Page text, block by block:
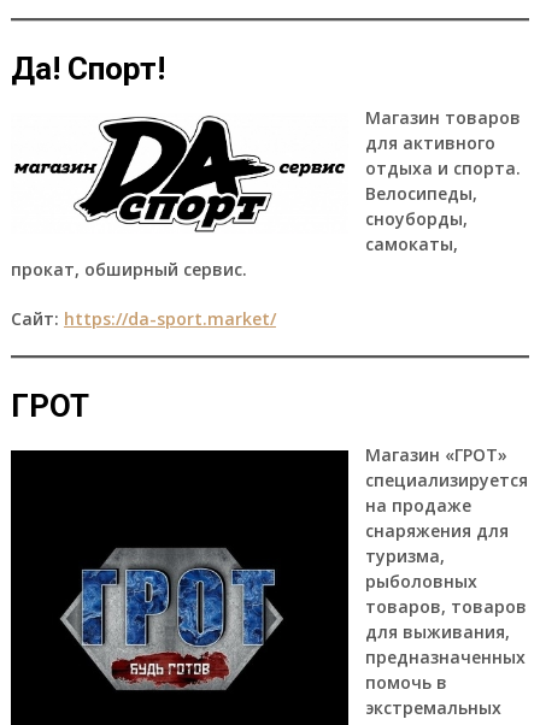
Да! Спорт!
Магазин товаров
для активного
отдыха и спорта.
Велосипеды,
сноуборды,
самокаты,
прокат, обширный сервис.
Сайт: https://da-sport.market/
ГРОТ
Магазин «ГРОТ»
специализируется
на продаже
снаряжения для
туризма,
рыболовных
товаров, товаров
для выживания,
предназначенных
помочь в
экстремальных